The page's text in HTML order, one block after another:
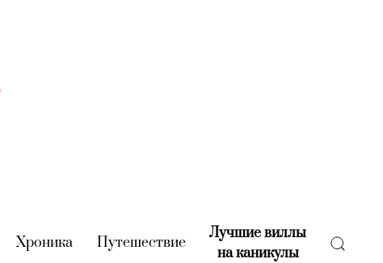
(current)
Хроника (current)
Путешествие(current)
Лучшие виллы
на каникулы(current)